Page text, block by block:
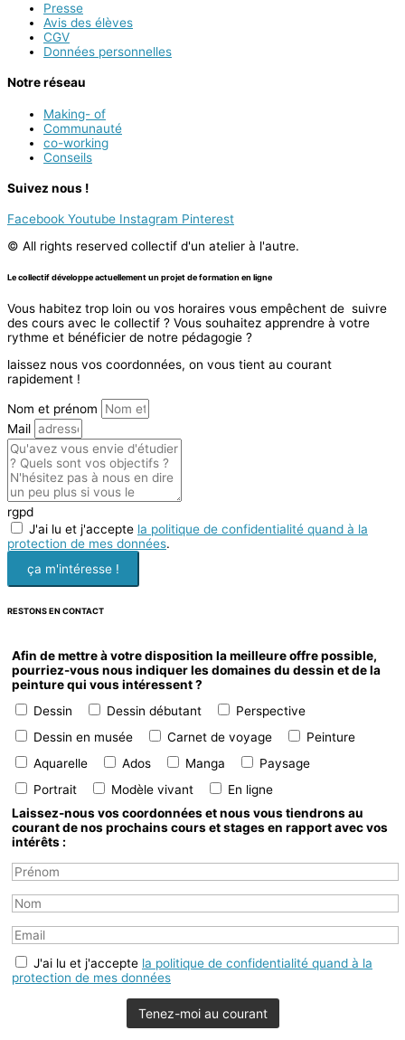
Presse
Avis des élèves
CGV
Données personnelles
Notre réseau
Making- of
Communauté
co-working
Conseils
Suivez nous !
Facebook Youtube Instagram Pinterest
© All rights reserved collectif d'un atelier à l'autre.
Le collectif développe actuellement un projet de formation en ligne
Vous habitez trop loin ou vos horaires vous empêchent de suivre
des cours avec le collectif ? Vous souhaitez apprendre à votre
rythme et bénéficier de notre pédagogie ?
laissez nous vos coordonnées, on vous tient au courant
rapidement !
Nom et prénom
Mail
rgpd
J'ai lu et j'accepte la politique de confidentialité quand à la
protection de mes données.
ça m'intéresse !
RESTONS EN CONTACT
Afin de mettre à votre disposition la meilleure offre possible,
pourriez-vous nous indiquer les domaines du dessin et de la
peinture qui vous intéressent ?
Dessin
Dessin débutant
Perspective
Dessin en musée
Carnet de voyage
Peinture
Aquarelle
Ados Manga
Paysage
Portrait
Modèle vivant
En ligne
Laissez-nous vos coordonnées et nous vous tiendrons au
courant de nos prochains cours et stages en rapport avec vos
intérêts :
J'ai lu et j'accepte la politique de confidentialité quand à la
protection de mes données